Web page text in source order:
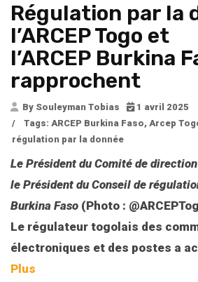
Régulation par la
l’ARCEP Togo et
l’ARCEP Burkina
rapprochent
By Souleyman Tobias
1 avril 2025
/
Tags: ARCEP Burkina Faso, Arcep
régulation par la donnée
Le Président du Comité de direction
le Président du Conseil de
Burkina Faso (Photo :
Le régulateur togolais des
électroniques et des postes a
Plus